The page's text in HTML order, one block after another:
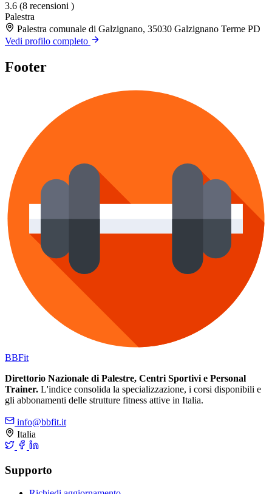
3.6 (8 recensioni )
Palestra
Palestra comunale di Galzignano, 35030 Galzignano Terme PD
Vedi profilo completo
Footer
BBFit
Direttorio Nazionale di Palestre, Centri Sportivi e Personal
Trainer. L'indice consolida la specializzazione, i corsi disponibili e
gli abbonamenti delle strutture fitness attive in Italia.
info@bbfit.it
Italia
Supporto